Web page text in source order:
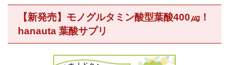
【新発売】モノグルタミン酸型葉酸400㎍！
hanauta 葉酸サプリ